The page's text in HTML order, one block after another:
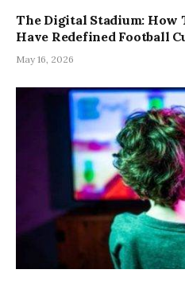
The Digital Stadium: How
Have Redefined Football
May 16, 2026